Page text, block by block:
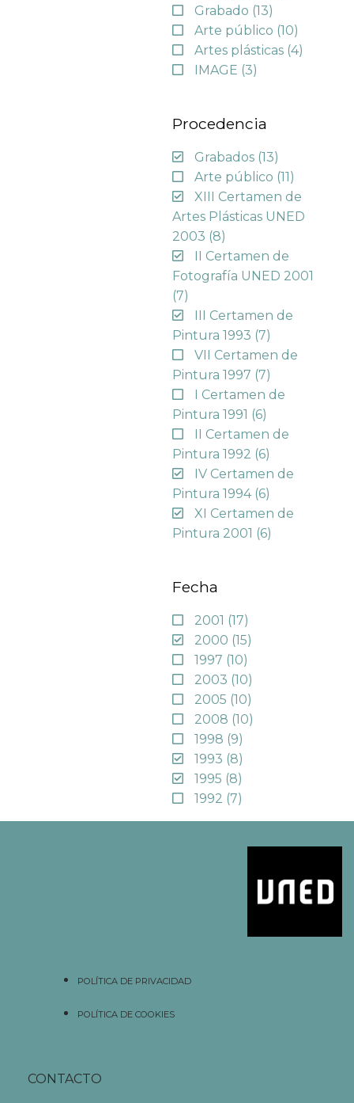
Grabado (13)
Arte público (10)
Artes plásticas (4)
IMAGE (3)
Procedencia
Grabados (13)
Arte público (11)
XIII Certamen de
Artes Plásticas UNED
2003 (8)
II Certamen de
Fotografía UNED 2001
(7)
III Certamen de
Pintura 1993 (7)
VII Certamen de
Pintura 1997 (7)
I Certamen de
Pintura 1991 (6)
II Certamen de
Pintura 1992 (6)
IV Certamen de
Pintura 1994 (6)
XI Certamen de
Pintura 2001 (6)
Fecha
2001 (17)
2000 (15)
1997 (10)
2003 (10)
2005 (10)
2008 (10)
1998 (9)
1993 (8)
1995 (8)
1992 (7)
POLÍTICA DE PRIVACIDAD
POLÍTICA DE COOKIES
CONTACTO